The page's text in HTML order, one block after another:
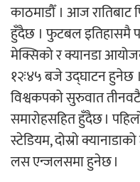
काठमाडौँ । आज
हुँदैछ । फुटबल इतिहासमै
मेक्सिको र क्यानडा
१२ः४५ बजे उद्घाटन हुनेछ
विश्वकपको सुरुवात
समारोहसहित हुँदैछ ।
स्टेडियम, दोस्रो
लस एन्जलसमा हुनेछ ।